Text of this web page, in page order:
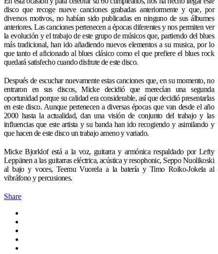
disco que recoge nueve canciones grabadas anteriormente y que, por
diversos motivos, no habían sido publicadas en ninguno de sus álbumes
anteriores. Las canciones pertenecen a épocas diferentes y nos permiten ver
la evolución y el trabajo de este grupo de músicos que, partiendo del blues
más tradicional, han ido añadiendo nuevos elementos a su musica, por lo
que tanto el aficionado al blues clásico como el que prefiere el blues rock
quedará satisfecho cuando disfrute de este disco.
Después de escuchar nuevamente estas canciones que, en su momento, no
entraron en sus discos, Micke decidió que merecían una segunda
oportunidad porque su calidad era considerable, así que decidió presentarlas
en este disco. Aunque pertenecen a diversas épocas que van desde el año
2000 hasta la actualidad, dan una visión de conjunto del trabajo y las
influencias que este artista y su banda han ido recogiendo y asimilando y
que hacen de este disco un trabajo ameno y variado.
Micke Bjorklof está a la voz, guitarra y armónica respaldado por Lefty
Leppänen a las guitarras eléctrica, acústica y resophonic, Seppo Nuolikoski
al bajo y voces, Teemu Vuorela a la batería y Timo Roiko-Jokela al
vibráfono y percusiones.
Share